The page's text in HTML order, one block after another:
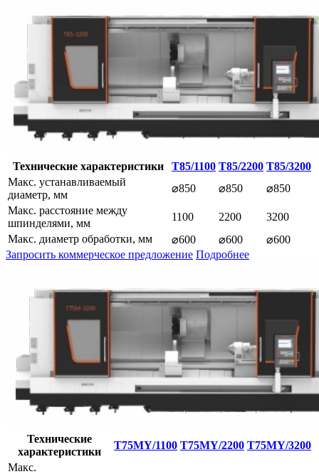
Технические характеристики T85/1100 T85/2200 T85/3200
Макс. устанавливаемый
диаметр, мм
⌀850 ⌀850
⌀850
Макс. расстояние между
шпинделями, мм
1100 2200
3200
Макс. диаметр обработки, мм
⌀600 ⌀600
⌀600
Запросить коммерческое предложение Подробнее
Технические
характеристики
T75MY/1100 T75MY/2200 T75MY/3200
Макс.